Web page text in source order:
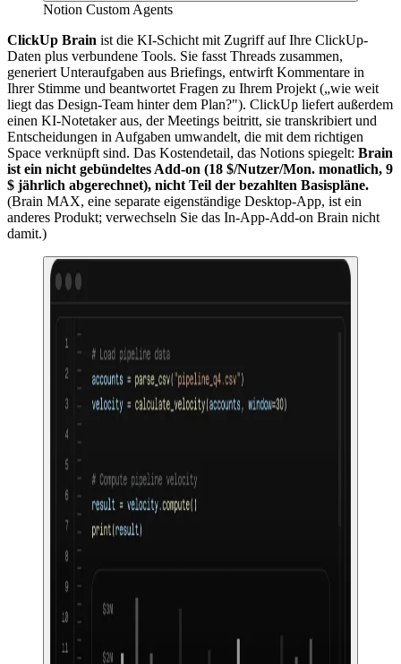
Notion Custom Agents
ClickUp Brain ist die KI-Schicht mit Zugriff auf Ihre ClickUp-
Daten plus verbundene Tools. Sie fasst Threads zusammen,
generiert Unteraufgaben aus Briefings, entwirft Kommentare in
Ihrer Stimme und beantwortet Fragen zu Ihrem Projekt („wie weit
liegt das Design-Team hinter dem Plan?"). ClickUp liefert außerdem
einen KI-Notetaker aus, der Meetings beitritt, sie transkribiert und
Entscheidungen in Aufgaben umwandelt, die mit dem richtigen
Space verknüpft sind. Das Kostendetail, das Notions spiegelt: Brain
ist ein nicht gebündeltes Add-on (18 $/Nutzer/Mon. monatlich, 9
$ jährlich abgerechnet), nicht Teil der bezahlten Basispläne.
(Brain MAX, eine separate eigenständige Desktop-App, ist ein
anderes Produkt; verwechseln Sie das In-App-Add-on Brain nicht
damit.)